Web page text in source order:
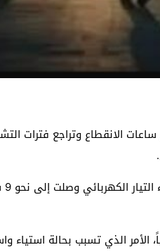
الانقطاع وتراجع
الذي تسبب بحالة استياء